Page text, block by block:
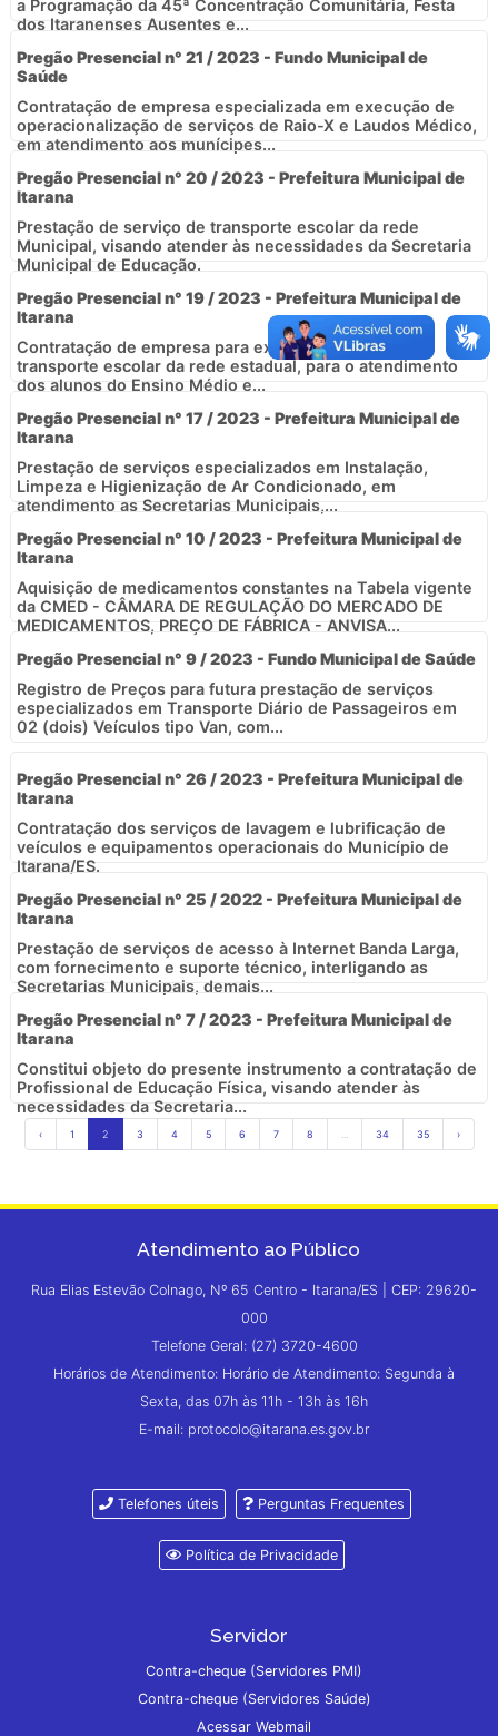
a Programação da 45ª Concentração Comunitária, Festa
dos Itaranenses Ausentes e...
Pregão Presencial n° 21 / 2023 - Fundo Municipal de
Saúde
Contratação de empresa especializada em execução de
operacionalização de serviços de Raio-X e Laudos Médico,
em atendimento aos munícipes...
Pregão Presencial n° 20 / 2023 - Prefeitura Municipal de
Itarana
Prestação de serviço de transporte escolar da rede
Municipal, visando atender às necessidades da Secretaria
Municipal de Educação.
Pregão Presencial n° 19 / 2023 - Prefeitura Municipal de
Itarana
Contratação de empresa para executar serviços de
transporte escolar da rede estadual, para o atendimento
dos alunos do Ensino Médio e...
Pregão Presencial n° 17 / 2023 - Prefeitura Municipal de
Itarana
Prestação de serviços especializados em Instalação,
Limpeza e Higienização de Ar Condicionado, em
atendimento as Secretarias Municipais,...
Pregão Presencial n° 10 / 2023 - Prefeitura Municipal de
Itarana
Aquisição de medicamentos constantes na Tabela vigente
da CMED - CÂMARA DE REGULAÇÃO DO MERCADO DE
MEDICAMENTOS, PREÇO DE FÁBRICA - ANVISA...
Pregão Presencial n° 9 / 2023 - Fundo Municipal de Saúde
Registro de Preços para futura prestação de serviços
especializados em Transporte Diário de Passageiros em
02 (dois) Veículos tipo Van, com...
Pregão Presencial n° 26 / 2023 - Prefeitura Municipal de
Itarana
Contratação dos serviços de lavagem e lubrificação de
veículos e equipamentos operacionais do Município de
Itarana/ES.
Pregão Presencial n° 25 / 2022 - Prefeitura Municipal de
Itarana
Prestação de serviços de acesso à Internet Banda Larga,
com fornecimento e suporte técnico, interligando as
Secretarias Municipais, demais...
Pregão Presencial n° 7 / 2023 - Prefeitura Municipal de
Itarana
Constitui objeto do presente instrumento a contratação de
Profissional de Educação Física, visando atender às
necessidades da Secretaria...
‹ 1 2 3 4 5 6 7 8 34 35 ›
Atendimento ao Público
Rua Elias Estevão Colnago, Nº 65 Centro - Itarana/ES | CEP: 29620-
000
Telefone Geral: (27) 3720-4600
Horários de Atendimento: Horário de Atendimento: Segunda à
Sexta, das 07h às 11h - 13h às 16h
E-mail: protocolo@itarana.es.gov.br
Telefones úteis Perguntas Frequentes
Política de Privacidade
Servidor
Contra-cheque (Servidores PMI)
Contra-cheque (Servidores Saúde)
Acessar Webmail